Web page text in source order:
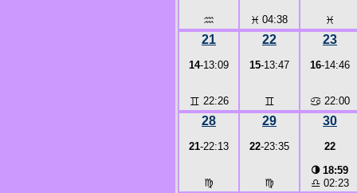
♒ ♓ 04:38 ♓
21
14-13:09
♊ 22:26
22
15-13:47
♊
23
16-14:46
♋ 22:00
28
21-22:13
♍
29
22-23:35
♍
30
22
◑18:59
♎ 02:23